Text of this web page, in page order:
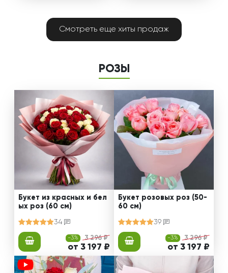
Смотреть еще хиты продаж
РОЗЫ
Букет из красных и бел
ых роз (60 см)
34
-3% 3 296 ₽
от 3 197 ₽
Букет розовых роз (50-
60 см)
39
-3% 3 296 ₽
от 3 197 ₽